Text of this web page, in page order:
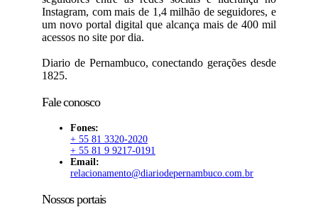
Instagram, com mais de 1,4 milhão de seguidores, e
um novo portal digital que alcança mais de 400 mil
acessos no site por dia.
Diario de Pernambuco, conectando gerações desde
1825.
Fale conosco
Fones:
+ 55 81 3320-2020
+ 55 81 9 9217-0191
Email:
relacionamento@diariodepernambuco.com.br
Nossos portais